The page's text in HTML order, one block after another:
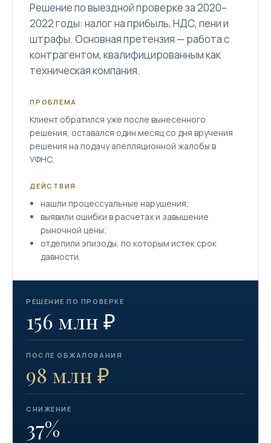
Решение по выездной проверке за 2020–
2022 годы: налог на прибыль, НДС, пени и
штрафы. Основная претензия — работа с
контрагентом, квалифицированным как
техническая компания.
ПРОБЛЕМА
Клиент обратился уже после вынесенного
решения, оставался один месяц со дня вручения
решения на подачу апелляционной жалобы в
УФНС.
ДЕЙСТВИЯ
нашли процессуальные нарушения;
выявили ошибки в расчетах и завышение
рыночной цены;
отделили эпизоды, по которым истек срок
давности.
РЕШЕНИЕ ПО ПРОВЕРКЕ
156 млн ₽
ПОСЛЕ ОБЖАЛОВАНИЯ
98 млн ₽
СНИЖЕНИЕ
37%